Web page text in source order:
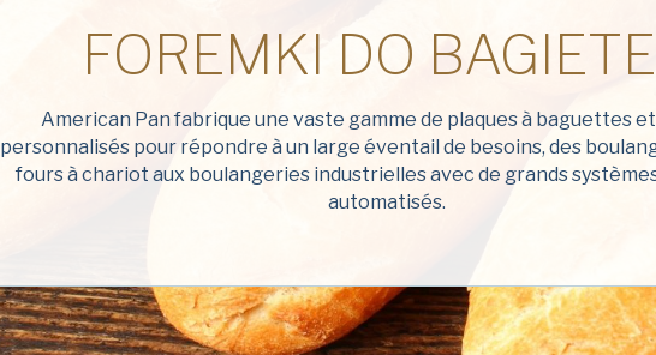
FOREMKI DO
American Pan fabrique une vaste gamme de plaques à baguettes
personnalisés pour répondre à un large éventail de besoins, des
fours à chariot aux boulangeries industrielles avec de grands
automatisés.
E-mail**
Pays*
United
Joignez-vous à